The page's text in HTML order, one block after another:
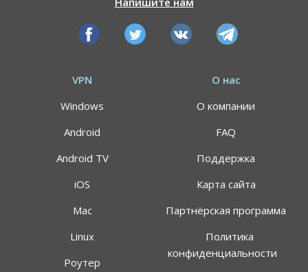
СКИДКИ 64%
VPN
Windows
Android
Android TV
iOS
Mac
Linux
Роутер
О нас
О компании
FAQ
Поддержка
Карта сайта
Партнёрская программа
Политика
конфиденциальности